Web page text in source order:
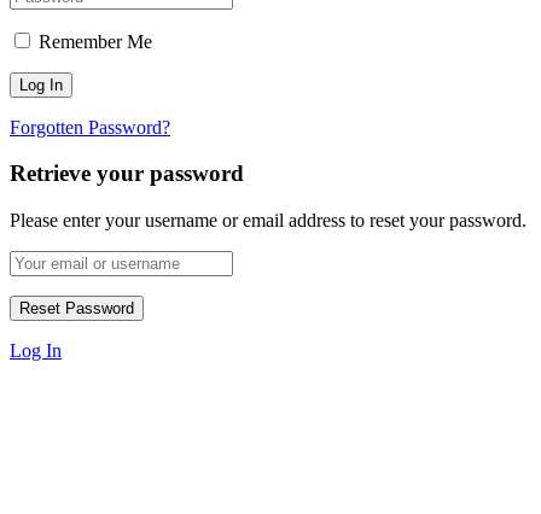
Remember Me
Forgotten Password?
Retrieve your password
Please enter your username or email address to reset your password.
Log In